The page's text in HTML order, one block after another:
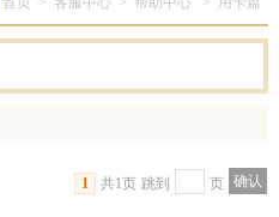
1 共1页 跳到 页